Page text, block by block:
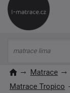
Matrace
Matrace Tropico